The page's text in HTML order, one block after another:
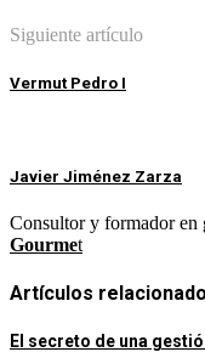
Siguiente artículo
Vermut Pedro I
Javier Jiménez Zarza
Consultor y formador en
Gourmet
Artículos
El secreto de una